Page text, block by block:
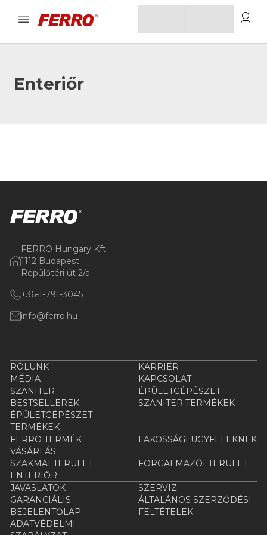
Enteriőr
FERRO Hungary Kft.
1112 Budapest
Repülőtéri út 2/a
+36-1-791-3045
info@ferro.hu
RÓLUNK
KARRIER
MÉDIA
KAPCSOLAT
SZANITER
ÉPÜLETGÉPÉSZET
BESTSELLEREK
SZANITER TERMÉKEK
ÉPÜLETGÉPÉSZET
TERMÉKEK
FERRO TERMÉK
VÁSÁRLÁS
LAKOSSÁGI ÜGYFELEKNEK
SZAKMAI TERÜLET
FORGALMAZÓI TERÜLET
ENTERIŐR
JAVASLATOK
SZERVIZ
GARANCIÁLIS
BEJELENTŐLAP
ÁLTALÁNOS SZERZŐDÉSI
FELTÉTELEK
ADATVÉDELMI